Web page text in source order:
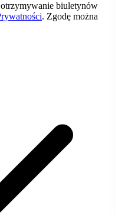
biuletynów
. Zgodę można